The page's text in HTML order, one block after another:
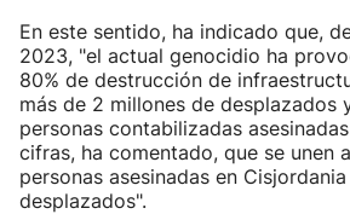
En este sentido, ha indicado que,
2023, "el actual genocidio ha
80% de destrucción de
más de 2 millones de desplazados
personas contabilizadas
cifras, ha comentado, que se unen
personas asesinadas en
desplazados".